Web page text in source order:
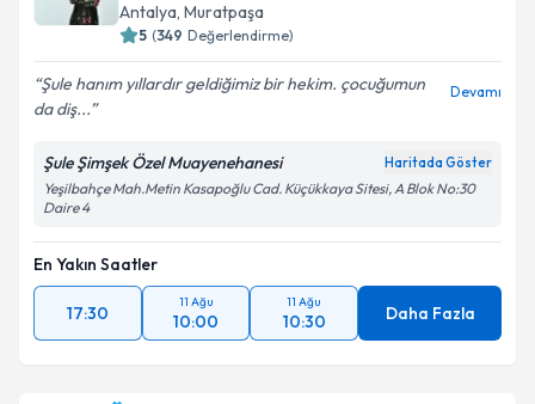
Antalya, Muratpaşa
5 (349 Değerlendirme)
Şule hanım yıllardır geldiğimiz bir hekim. çocuğumun
da diş...
Devamı
Şule Şimşek Özel Muayenehanesi Haritada Göster
Yeşilbahçe Mah.Metin Kasapoğlu Cad. Küçükkaya Sitesi, A Blok No:30
Daire 4
En Yakın Saatler
17:30
11 Ağu
10:00
11 Ağu
10:30 Daha Fazla